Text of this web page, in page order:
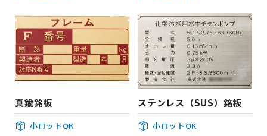
真鍮銘板
小ロットOK
ステンレス（SUS）銘板
小ロットOK